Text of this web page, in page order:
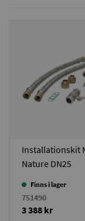
Installationskit
Nature DN25
Finns i lager
751490
3 388 kr